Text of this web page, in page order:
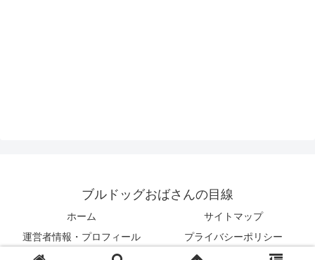
ブルドッグおばさんの目線
ホーム
サイトマップ
運営者情報・プロフィール
プライバシーポリシー